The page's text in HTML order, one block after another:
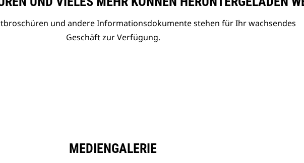
und andere Informationsdokumente stehen für Ihr wachsendes
Geschäft zur Verfügung.
MEDIENGALERIE